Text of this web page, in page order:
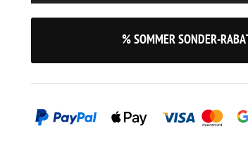
% SOMMER SONDER-